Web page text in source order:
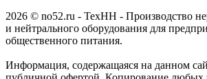
2026 © no52.ru - ТехНН - Производство
и нейтрального оборудования для
общественного питания.
Информация, содержащаяся на данном